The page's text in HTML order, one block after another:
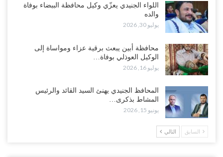
بتعقيد المشهد في المهرة..!
أغسطس 6, 2026
في أحياء المكلا بالتزامن مع العصيان المدني..!
أغسطس 6, 2026
“حضرموت“| الانتقالي يرفع التصعيد بالعصيان المدني.. ورسالة تحدٍ
للسعودية بشأن النفط..!
أغسطس 6, 2026
“تقرير“| عرب جورنال: استقالة مدير مكتب العليمي.. هل دخلت سلطة
اللواء الجنيدي يعزّي وكيل محافظة الببضاء بوفاة
والده
يوليو 30, 2026
محافظة أبين يبعث برقية عزاء ومواساة إلى
الوكيل العوذلي بوفاة…
يوليو 16, 2026
المحافظ الجنيدي يهنئ السيد القائد والرئيس
المشاط بذكرى…
يونيو 15, 2026
السابق التالي